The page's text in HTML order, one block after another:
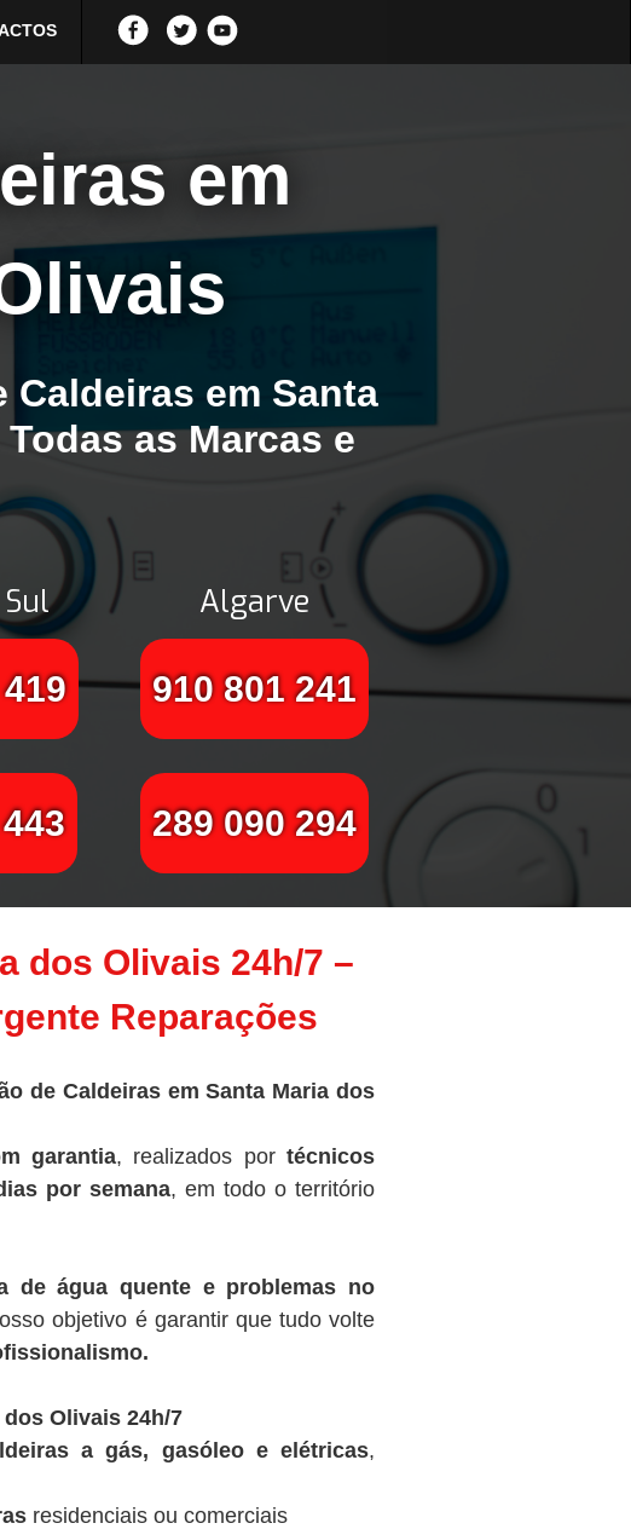
em
Caldeiras em Santa
as Marcas e
Algarve
910 801 241
289 090 294
dos Olivais 24h/7 –
Reparações
de Caldeiras em Santa Maria dos
garantia, realizados portécnicos
por semana, em todo o território
de água quente e problemas no
objetivo é garantir que tudo volte
Olivais 24h/7
a gás, gasóleo e elétricas,
residenciais ou comerciais